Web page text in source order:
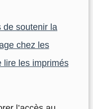
de soutenir la
chez les
lire les imprimés